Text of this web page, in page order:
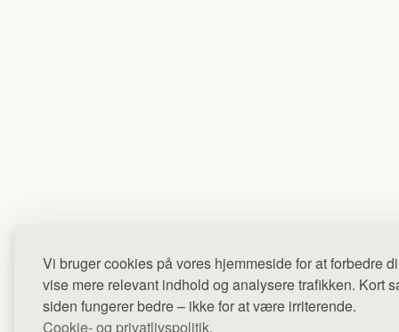
Vi bruger cookies på vores hjemmeside for at forbedre
vise mere relevant indhold og analysere trafikken. Kort
siden fungerer bedre – ikke for at være irriterende.
Cookie- og privatlivspolitik.